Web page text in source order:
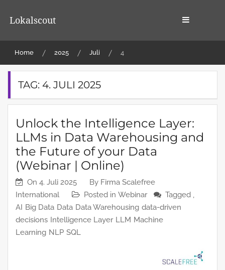
Lokalscout
Home 2025 Juli 4
TAG: 4. JULI 2025
Unlock the Intelligence Layer:
LLMs in Data Warehousing and
the Future of your Data
(Webinar | Online)
On 4. Juli 2025 By Firma Scalefree
International
Posted in Webinar
Tagged ,
AI Big Data Data Data Warehousing data-driven
decisions Intelligence Layer LLM Machine
Learning NLP SQL